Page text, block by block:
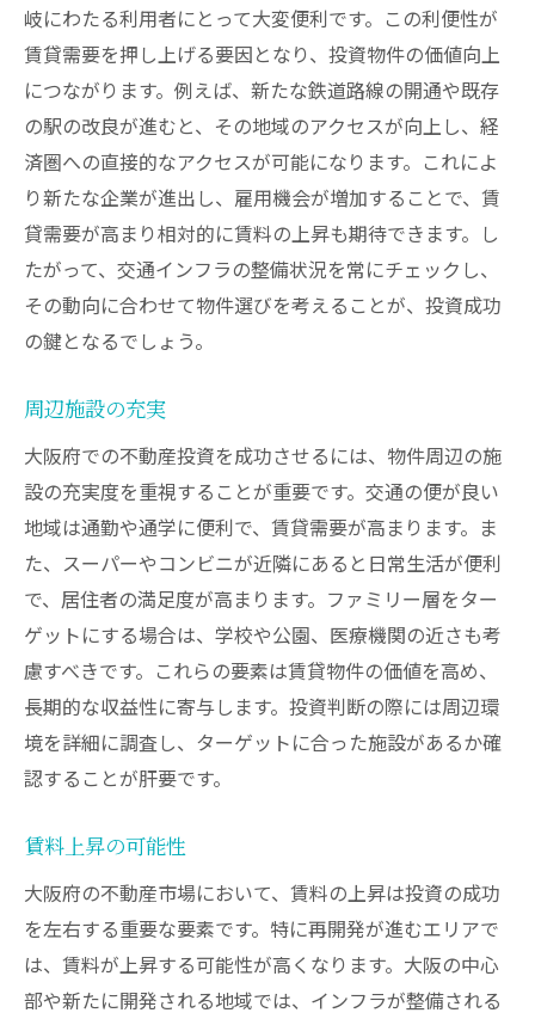
岐にわたる利用者にとって大変便利です。この利便性が
賃貸需要を押し上げる要因となり、投資物件の価値向上
につながります。例えば、新たな鉄道路線の開通や既存
の駅の改良が進むと、その地域のアクセスが向上し、経
済圏への直接的なアクセスが可能になります。これによ
り新たな企業が進出し、雇用機会が増加することで、賃
貸需要が高まり相対的に賃料の上昇も期待できます。し
たがって、交通インフラの整備状況を常にチェックし、
その動向に合わせて物件選びを考えることが、投資成功
の鍵となるでしょう。
周辺施設の充実
大阪府での不動産投資を成功させるには、物件周辺の施
設の充実度を重視することが重要です。交通の便が良い
地域は通勤や通学に便利で、賃貸需要が高まります。ま
た、スーパーやコンビニが近隣にあると日常生活が便利
で、居住者の満足度が高まります。ファミリー層をター
ゲットにする場合は、学校や公園、医療機関の近さも考
慮すべきです。これらの要素は賃貸物件の価値を高め、
長期的な収益性に寄与します。投資判断の際には周辺環
境を詳細に調査し、ターゲットに合った施設があるか確
認することが肝要です。
賃料上昇の可能性
大阪府の不動産市場において、賃料の上昇は投資の成功
を左右する重要な要素です。特に再開発が進むエリアで
は、賃料が上昇する可能性が高くなります。大阪の中心
部や新たに開発される地域では、インフラが整備される